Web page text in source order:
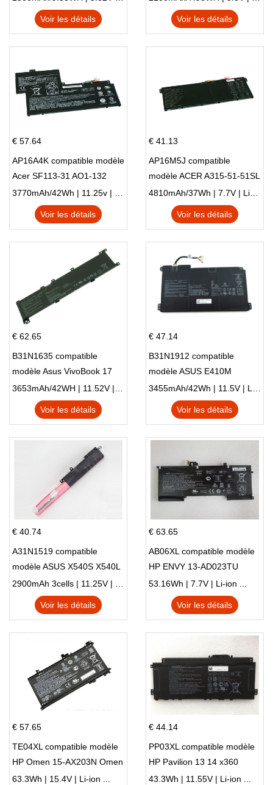
Voir les détails Voir les détails
€ 57.64
AP16A4K compatible modèle
Acer SF113-31 AO1-132
NE132
3770mAh/42Wh | 11.25v | Li-ion ...
Voir les détails
€ 41.13
AP16M5J compatible
modèle ACER A315-51-51SL
N17Q1 SERIES
4810mAh/37Wh | 7.7V | Li-ion ...
Voir les détails
€ 62.65
B31N1635 compatible
modèle Asus VivoBook 17
X705NC X705UA X705UV
X705UN X705UD
3653mAh/42WH | 11.52V | Li-ion ...
Voir les détails
€ 47.14
B31N1912 compatible
modèle ASUS E410M
E410MA L410MA
3455mAh/42Wh | 11.5V | Li-ion ...
Voir les détails
€ 40.74
A31N1519 compatible
modèle ASUS X540S X540L
X540LA-SI302 X540SA
X540S
2900mAh 3cells | 11.25V | Li-ion ...
Voir les détails
€ 63.65
AB06XL compatible modèle
HP ENVY 13-AD023TU
HSTNN-DB8C 921438-855
TPN-I128
53.16Wh | 7.7V | Li-ion ...
Voir les détails
€ 57.65
TE04XL compatible modèle
HP Omen 15-AX203N Omen
15 Series Pavilion 15 Series
63.3Wh | 15.4V | Li-ion ...
€ 44.14
PP03XL compatible modèle
HP Pavilion 13 14 x360
L83388-AC1 L83388-421
43.3Wh | 11.55V | Li-ion ...